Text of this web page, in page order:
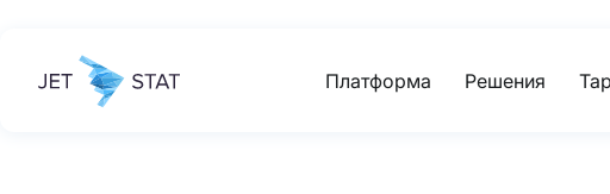
Платформа Решения